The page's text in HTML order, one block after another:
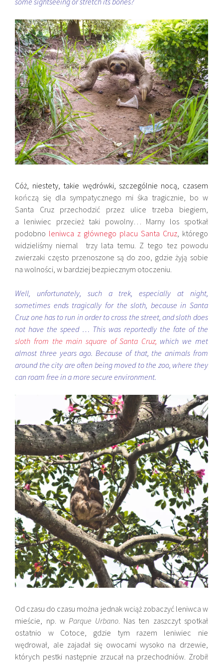
Cóż, niestety, takie wędrówki, szczególnie nocą, czasem
kończą się dla sympatycznego mi śka tragicznie, bo w
Santa Cruz przechodzić przez ulice trzeba biegiem,
a leniwiec przecież taki powolny… Marny los spotkał
podobno leniwca z głównego placu Santa Cruz, którego
widzieliśmy niemal trzy lata temu. Z tego tez powodu
zwierzaki często przenoszone są do zoo, gdzie żyją sobie
na wolności, w bardziej bezpiecznym otoczeniu.
Well, unfortunately, such a trek, especially at night,
sometimes ends tragically for the sloth, because in Santa
Cruz one has to run in order to cross the street, and sloth does
not have the speed … This was reportedly the fate of the
sloth from the main square of Santa Cruz, which we met
almost three years ago. Because of that, the animals from
around the city are often being moved to the zoo, where they
can roam free in a more secure environment.
Od czasu do czasu można jednak wciąż zobaczyć leniwca w
mieście, np. w Parque Urbano . Nas ten zaszczyt spotkał
ostatnio w Cotoce, gdzie tym razem leniwiec nie
wędrował, ale zajadał się owocami wysoko na drzewie,
których pestki następnie zrzucał na przechodniów. Zrobił